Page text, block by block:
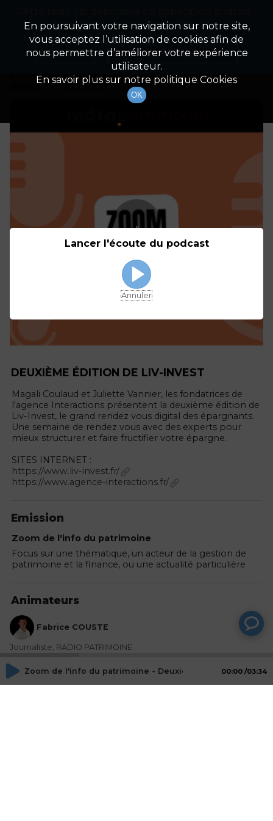
Détails De L'épisode
22 mars 2021
à 6h44
durée : 4 minutes
DEUXIÈME ÉDITION DE LIV-INVEST
Magali Coulaud et Juliette Vannier, les fondatrices de
l'agence Interactions présentent la deuxième édition de
Liv-Invest, le grand rendez vous digital des épargnants.
Une semaine de rendez vous avec des experts pour
mieux structurer et faire fructifier votre épargne.
SITES INTERNET :
https://www.liv-invest.fr/
https://www.agence-interactions.fr/
Emission
Zoom de l'info du patrimoine
Focus sur une thématique, un acteur de la gestion de
patrimoine et la finance, ou une actualité particulière
Animateurs
Fabrice COUSTE
Journaliste, RADIO PATRIMOINE
Zoom de l'info du patrimoine - Deuxième édition de Liv-
00:00 03:34
En poursuivant votre navigation sur notre site,
vous acceptez l’utilisation de cookies afin de
nous permettre d’améliorer votre expérience
utilisateur.
En savoir plus sur notre politique Cookies
OK
Appuyez ci-dessous pour l'installer.
Non merci Télécharger l'application
Lancer l'écoute du podcast
Annuler